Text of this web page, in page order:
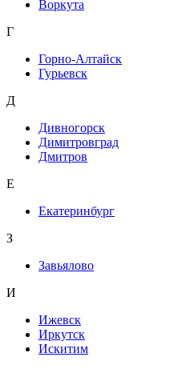
Воркута
Г
Горно-Алтайск
Гурьевск
Д
Дивногорск
Димитровград
Дмитров
Е
Екатеринбург
З
Завьялово
И
Ижевск
Иркутск
Искитим